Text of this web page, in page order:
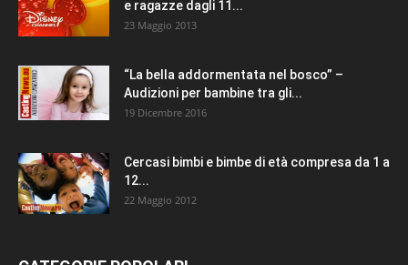
e ragazze dagli 11...
23 Maggio 2013
“La bella addormentata nel bosco” –
Audizioni per bambine tra gli...
19 Dicembre 2016
Cercasi bimbi e bimbe di età compresa da 1 a
12...
22 Maggio 2012